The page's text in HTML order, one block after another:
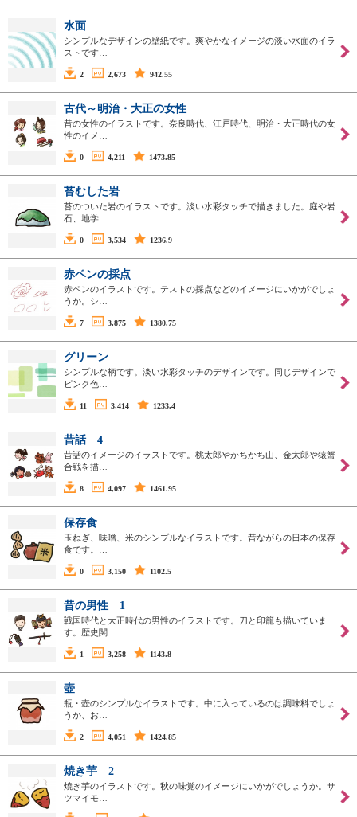
水面
シンプルなデザインの壁紙です。爽やかなイメージの淡い水面のイラ
ストです…
2 2,673 942.55
古代～明治・大正の女性
昔の女性のイラストです。奈良時代、江戸時代、明治・大正時代の女
性のイメ…
0 4,211 1473.85
苔むした岩
苔のついた岩のイラストです。淡い水彩タッチで描きました。庭や岩
石、地学…
0 3,534 1236.9
赤ペンの採点
赤ペンのイラストです。テストの採点などのイメージにいかがでしょ
うか。シ…
7 3,875 1380.75
グリーン
シンプルな柄です。淡い水彩タッチのデザインです。同じデザインで
ピンク色…
11 3,414 1233.4
昔話 4
昔話のイメージのイラストです。桃太郎やかちかち山、金太郎や猿蟹
合戦を描…
8 4,097 1461.95
保存食
玉ねぎ、味噌、米のシンプルなイラストです。昔ながらの日本の保存
食です。…
0 3,150 1102.5
昔の男性 1
戦国時代と大正時代の男性のイラストです。刀と印籠も描いていま
す。歴史関…
1 3,258 1143.8
壺
瓶・壺のシンプルなイラストです。中に入っているのは調味料でしょ
うか、お…
2 4,051 1424.85
焼き芋 2
焼き芋のイラストです。秋の味覚のイメージにいかがでしょうか。サ
ツマイモ…